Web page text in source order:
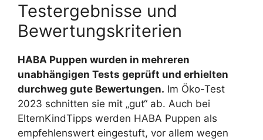
Testergebnisse und
Bewertungskriterien
HABA Puppen wurden in mehreren
unabhängigen Tests geprüft und erhielten
durchweg gute Bewertungen. Im Öko-Test
2023 schnitten sie mit „gut“ ab. Auch bei
ElternKindTipps werden HABA Puppen als
empfehlenswert eingestuft, vor allem wegen